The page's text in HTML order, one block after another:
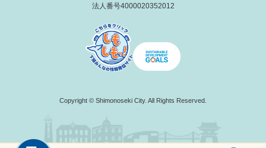
法人番号4000020352012
Copyright © Shimonoseki City. All Rights Reserved.